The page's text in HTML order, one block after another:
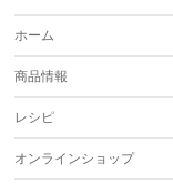
ホーム
商品情報
レシピ
オンラインショップ